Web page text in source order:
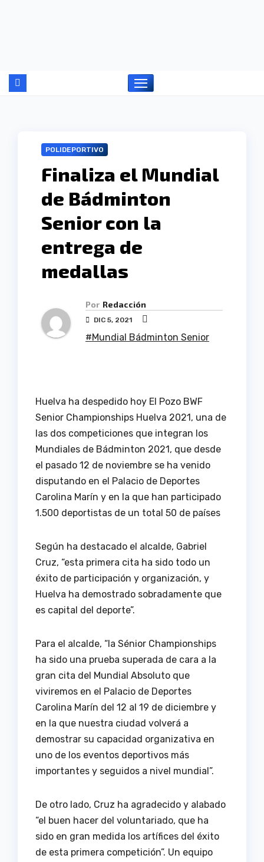
POLIDEPORTIVO
Finaliza el Mundial
de Bádminton
Senior con la
entrega de
medallas
Por Redacción
DIC 5, 2021
#Mundial Bádminton Senior
Huelva ha despedido hoy El Pozo BWF
Senior Championships Huelva 2021, una de
las dos competiciones que integran los
Mundiales de Bádminton 2021, que desde
el pasado 12 de noviembre se ha venido
disputando en el Palacio de Deportes
Carolina Marín y en la que han participado
1.500 deportistas de un total 50 de países
Según ha destacado el alcalde, Gabriel
Cruz, “esta primera cita ha sido todo un
éxito de participación y organización, y
Huelva ha demostrado sobradamente que
es capital del deporte”.
Para el alcalde, “la Sénior Championships
ha sido una prueba superada de cara a la
gran cita del Mundial Absoluto que
viviremos en el Palacio de Deportes
Carolina Marín del 12 al 19 de diciembre y
en la que nuestra ciudad volverá a
demostrar su capacidad organizativa en
uno de los eventos deportivos más
importantes y seguidos a nivel mundial”.
De otro lado, Cruz ha agradecido y alabado
“el buen hacer del voluntariado, que ha
sido en gran medida los artífices del éxito
de esta primera competición”. Un equipo